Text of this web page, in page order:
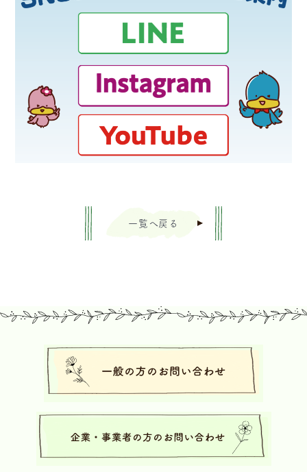
一覧へ戻る